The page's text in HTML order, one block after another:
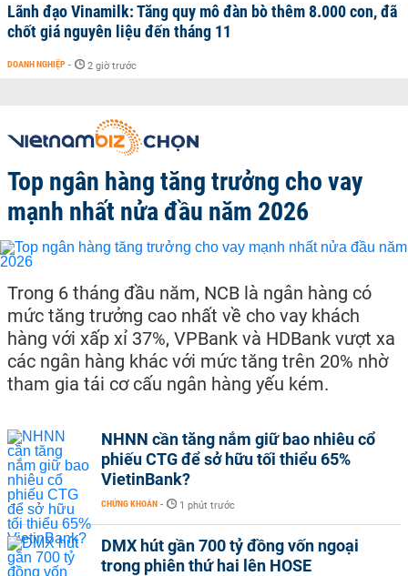
Lãnh đạo Vinamilk: Tăng quy mô đàn bò thêm 8.000 con, đã
chốt giá nguyên liệu đến tháng 11
DOANH NGHIỆP - 2 giờ trước
Top ngân hàng tăng trưởng cho vay
mạnh nhất nửa đầu năm 2026
Trong 6 tháng đầu năm, NCB là ngân hàng có
mức tăng trưởng cao nhất về cho vay khách
hàng với xấp xỉ 37%, VPBank và HDBank vượt xa
các ngân hàng khác với mức tăng trên 20% nhờ
tham gia tái cơ cấu ngân hàng yếu kém.
NHNN cần tăng nắm giữ bao nhiêu cổ
phiếu CTG để sở hữu tối thiểu 65%
VietinBank?
CHỨNG KHOÁN - 1 phút trước
DMX hút gần 700 tỷ đồng vốn ngoại
trong phiên thứ hai lên HOSE